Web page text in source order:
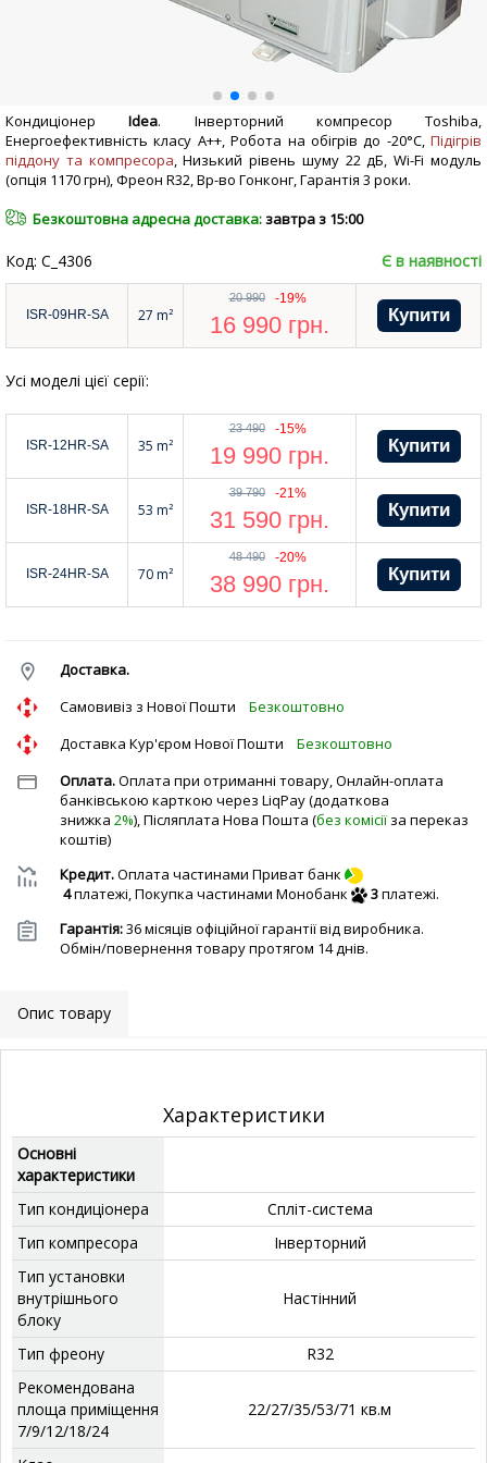
КондиціонерIdea. Інверторний компресор Toshiba,
Енергоефективність класу А++, Робота на обігрів до -20°С, Підігрів
піддону та компресора, Низький рівень шуму 22 дБ, Wi-Fi модуль
(опція 1170 грн), Фреон R32, Вр-во Гонконг, Гарантія 3 роки.
Безкоштовна адресна доставка:завтра з 15:00
Код: C_4306 Є в наявності
ISR-09HR-SA 27 m²
20 990 -19%
16 990 грн.
Усі моделі цієї серії:
ISR-12HR-SA 35 m²
23 490 -15%
19 990 грн.
ISR-18HR-SA 53 m²
39 790 -21%
31 590 грн.
ISR-24HR-SA 70 m²
48 490 -20%
38 990 грн.
Доставка.
Cамовивіз з Нової Пошти
Безкоштовно
Доставка Кур'єром Нової Пошти
Безкоштовно
Оплата.Оплата при отриманні товару, Онлайн-оплата
банківською карткою через LiqPay (додаткова
знижка 2%), Післяплата Нова Пошта (без комісіїза переказ
коштів)
Кредит.Оплата частинами Приват банк
4платежі,Покупка частинами Монобанк 3платежі.
Гарантія:36 місяців офіційної гарантії від виробника.
Обмін/повернення товару протягом 14 днів.
Опис товару
Характеристики
Основні
характеристики
Тип кондиціонера
Спліт-система
Тип компресора
Інверторний
Тип установки
внутрішнього
блоку
‎Настінний
Тип фреону
‎R32
Рекомендована
площа приміщення
7/9/12/18/24
‎22/27/35/53/71 кв.м